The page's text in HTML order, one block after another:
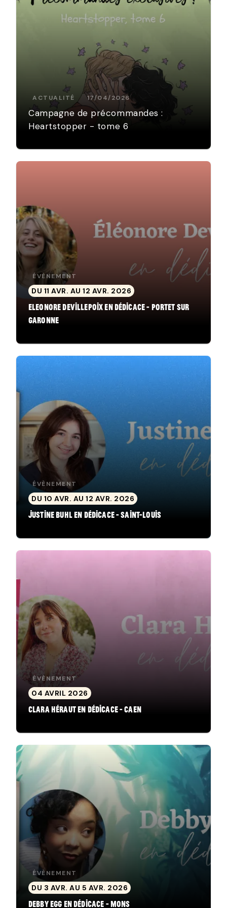
ACTUALITÉ 17/04/2026
Campagne de précommandes :
Heartstopper - tome 6
ÉVÈNEMENT
DU 11 AVR. AU 12 AVR. 2026
Eleonore Devillepoix en dédicace - Portet sur
Garonne
ÉVÈNEMENT
DU 10 AVR. AU 12 AVR. 2026
Justine Buhl en dédicace - Saint-Louis
ÉVÈNEMENT
04 AVRIL 2026
Clara Héraut en dédicace - Caen
ÉVÈNEMENT
DU 3 AVR. AU 5 AVR. 2026
Debby Egg en dédicace - Mons